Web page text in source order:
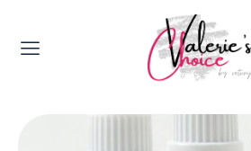
Valerie's Topics
Travel & Culture
Food & Drinks